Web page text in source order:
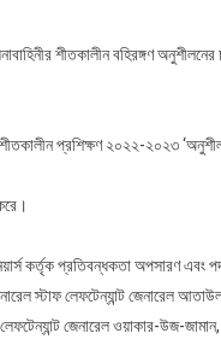
শীতকালীন বহিরঙ্গণ
প্রশিক্ষণ ২০২২-২০২৩
কর্তৃক প্রতিবন্ধকতা অপসারণ
স্টাফ লেফটেন্যান্ট জেনারেল
জেনারেল ওয়াকার-উজ-জামান,